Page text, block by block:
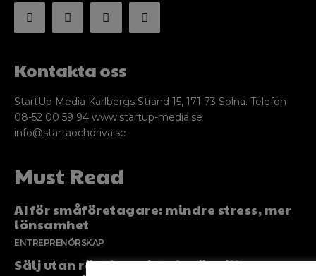
Kontakta oss
StartUp Media Karlbergs Strand 15, 171 73 Solna. Telefon
08-52 00 59 94 www.startup-media.se
info@startaochdriva.se
Must Read
AI för småföretagare: mindre stress, mer
lönsamhet
ENTREPRENÖRSKAP
Sälj utan rädsla – Michels väg till trygg